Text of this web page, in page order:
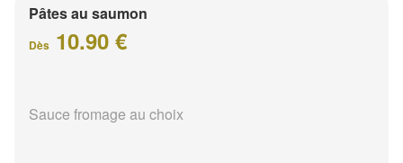
Pâtes au saumon
Dès 10.90 €
Sauce fromage au choix